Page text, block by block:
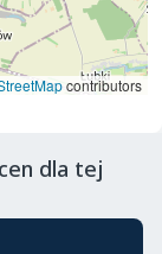
contributors
dla tej